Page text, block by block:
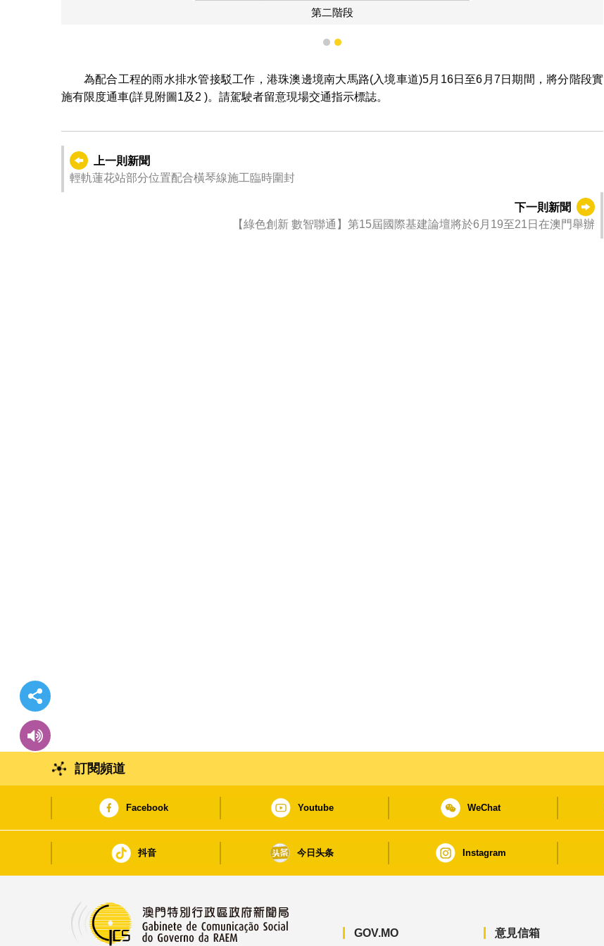
第二階段
1 2
為配合工程的雨水排水管接駁工作，港珠澳邊境南大馬路(入境車道)5月16日至6月7日期間，將分階段實
施有限度通車(詳見附圖1及2 )。請駕駛者留意現場交通指示標誌。
上一則新聞
輕軌蓮花站部分位置配合橫琴線施工臨時圍封
下一則新聞
【綠色創新 數智聯通】第15屆國際基建論壇將於6月19至21日在澳門舉辦
訂閱頻道
Facebook Youtube WeChat
抖音 今日头条 Instagram
GOV.MO 意見信箱